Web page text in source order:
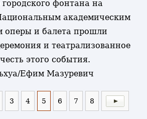
фонтана на
академическим
оперы и балета прошли
и театрализованное
этого события.
Ефим Мазуревич
3 4 5 6 7 8